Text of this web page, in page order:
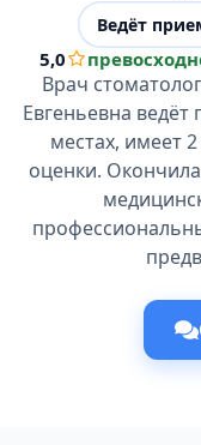
Ведёт
5,0
Врач
Евгеньевна
местах, имеет
оценки. Окончила